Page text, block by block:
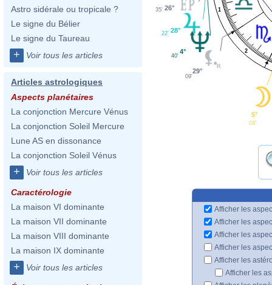
Astro sidérale ou tropicale ?
Le signe du Bélier
Le signe du Taureau
+ Voir tous les articles
Articles astrologiques
Aspects planétaires
La conjonction Mercure Vénus
La conjonction Soleil Mercure
Lune AS en dissonance
La conjonction Soleil Vénus
+ Voir tous les articles
Caractérologie
La maison VI dominante
La maison VII dominante
La maison VIII dominante
La maison IX dominante
+ Voir tous les articles
1
2
26°
35'
28°
22'
4°
40'
29°
09'
5°
03'
Afficher les
Afficher les
Afficher les
Afficher les
Afficher les
Afficher les